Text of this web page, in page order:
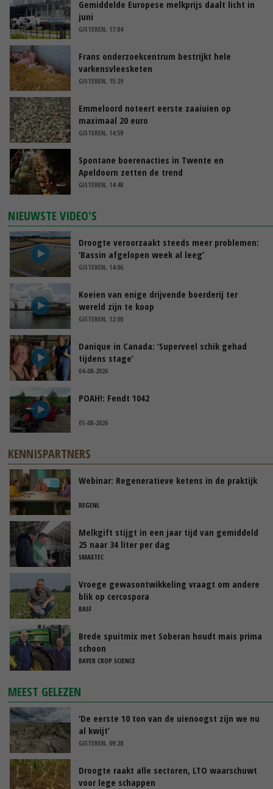
Gemiddelde Europese melkprijs daalt licht in
juni
GISTEREN, 17:04
Frans onderzoekcentrum bestrijkt hele
varkensvleesketen
GISTEREN, 15:29
Emmeloord noteert eerste zaaiuien op
maximaal 20 euro
GISTEREN, 14:59
Spontane boerenacties in Twente en
Apeldoorn zetten de trend
GISTEREN, 14:48
NIEUWSTE VIDEO'S
Droogte veroorzaakt steeds meer problemen:
‘Bassin afgelopen week al leeg’
GISTEREN, 14:06
Koeien van enige drijvende boerderij ter
wereld zijn te koop
GISTEREN, 12:00
Danique in Canada: ‘Superveel schik gehad
tijdens stage’
04-08-2026
POAH!: Fendt 1042
01-08-2026
KENNISPARTNERS
Webinar: Regeneratieve ketens in de praktijk
REGENL
Melkgift stijgt in een jaar tijd van gemiddeld
25 naar 34 liter per dag
SMAXTEC
Vroege gewasontwikkeling vraagt om andere
blik op cercospora
BASF
Brede spuitmix met Soberan houdt mais prima
schoon
BAYER CROP SCIENCE
MEEST GELEZEN
‘De eerste 10 ton van de uienoogst zijn we nu
al kwijt’
GISTEREN, 09:28
Droogte raakt alle sectoren, LTO waarschuwt
voor lege schappen